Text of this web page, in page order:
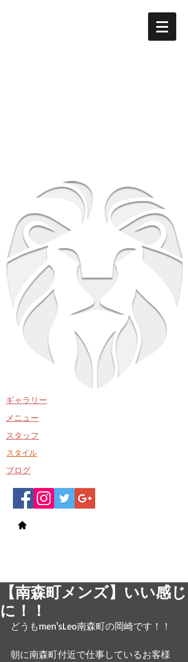
​スタイル
​ギャラリー
​スタッフ
​メニュー
​ブログ
【南森町メンズ】いい感じ
に！！
どうもmen'sLeo南森町の岡崎です！！
朝に南森町付近で仕事しているお客様